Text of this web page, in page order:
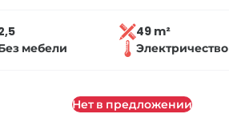
49 m²
мебели
Электричество
Нет в предложении